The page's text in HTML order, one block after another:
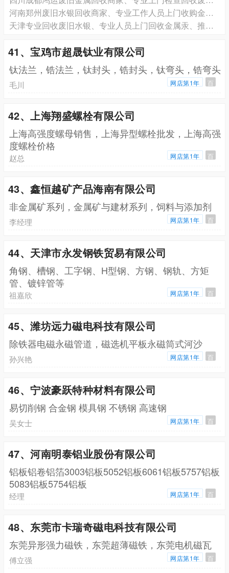
河南郑州废旧水银回收商家、专业工作人员上门收购金属汞、推荐鸿运废旧金属回收有限公司
天津专业回收废旧水银、专业人员上门回收金属汞、推荐危废回收资质厂家
41、宝鸡市超晟钛业有限公司
钛法兰，锆法兰，钛封头，锆封头，钛弯头，锆弯头
毛川 网店第1年 百
42、上海翔盛螺栓有限公司
上海高强度螺母销售，上海异型螺栓批发，上海高强
度螺栓价格
赵总 网店第1年 百
43、鑫恒越矿产品海南有限公司
非金属矿系列，金属矿与建材系列，饲料与添加剂
李经理 网店第1年 百
44、天津市永发钢铁贸易有限公司
角钢、槽钢、工字钢、H型钢、方钢、钢轨、方矩
管、镀锌管等
祖嘉欣 网店第1年 百
45、潍坊远力磁电科技有限公司
除铁器电磁永磁管道，磁选机平板永磁筒式河沙
孙兴艳 网店第1年 百
46、宁波豪跃特种材料有限公司
易切削钢 合金钢 模具钢 不锈钢 高速钢
吴女士 网店第1年 百
47、河南明泰铝业股份有限公司
铝板铝卷铝箔3003铝板5052铝板6061铝板5757铝板
5083铝板5754铝板
经理 网店第1年 百
48、东莞市卡瑞奇磁电科技有限公司
东莞异形强力磁铁，东莞超薄磁铁，东莞电机磁瓦
傅立强 网店第1年 百